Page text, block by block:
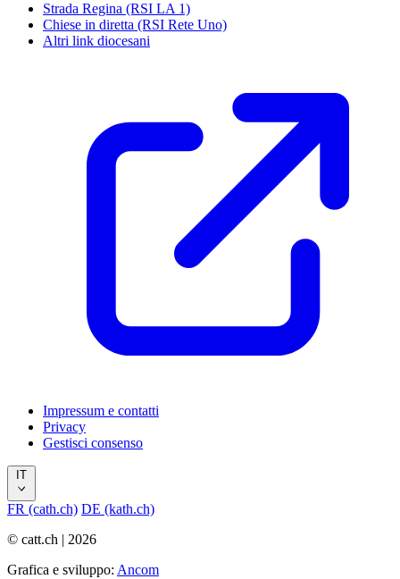
Strada Regina (RSI LA 1)
Chiese in diretta (RSI Rete Uno)
Altri link diocesani
Impressum e contatti
Privacy
Gestisci consenso
IT
FR (cath.ch) DE (kath.ch)
© catt.ch | 2026
Grafica e sviluppo: Ancom